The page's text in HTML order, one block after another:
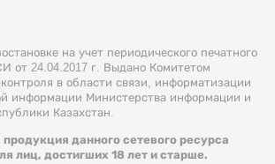
на учет периодического печатного
от 24.04.2017 г. Выдано Комитетом
контроля в области связи, информатизации
информации Министерства информации и
Казахстан.
данного сетевого ресурса
лиц, достигших 18 лет и старше.